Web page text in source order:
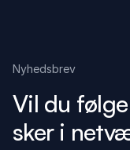
Nyhedsbrev
Vil du
sker i